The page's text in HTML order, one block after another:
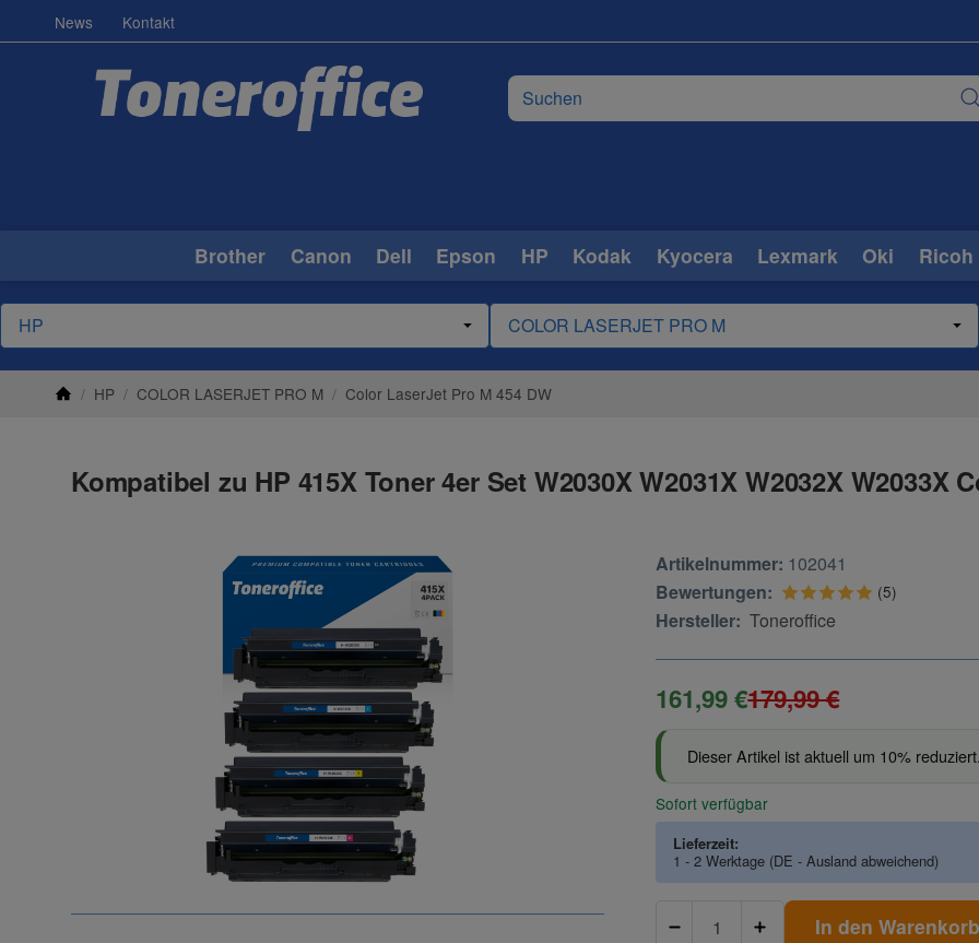
News Kontakt
Brother Canon Dell Epson HP Kodak Kyocera Lexmark Oki Ricoh
/ HP / COLOR LASERJET PRO M / Color LaserJet Pro M 454 DW
Kompatibel zu HP 415X Toner 4er Set W2030X W2031X W2032X W2033X
Artikelnummer: 102041
Bewertungen:
(5)
Hersteller: Toneroffice
161,99 €179,99 €
Dieser Artikel ist aktuell um 10%
Sofort verfügbar
Lieferzeit:
1 - 2 Werktage (DE - Ausland abweichend)
In den